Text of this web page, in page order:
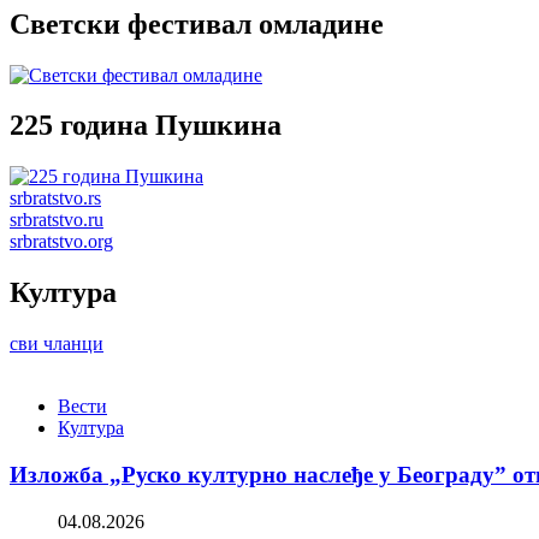
Светски фестивал омладине
225 година Пушкина
srbratstvo.rs
srbratstvo.ru
srbratstvo.org
Култура
сви чланци
Вести
Култура
Изложба „Руско културно наслеђе у Београду”
04.08.2026